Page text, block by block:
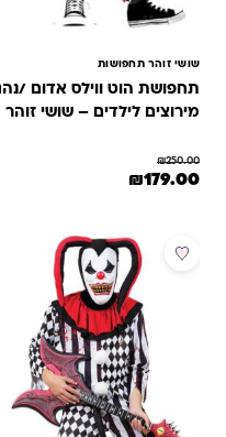
שושי זוהר תחפושות
תחפושת הוט ווילס אדום /נהג
מירוצים לילדים – שושי זוהר
₪250.00
המחיר המקורי היה: ₪250.00.
₪179.00 המחיר הנוכחי הוא: ₪179.00.